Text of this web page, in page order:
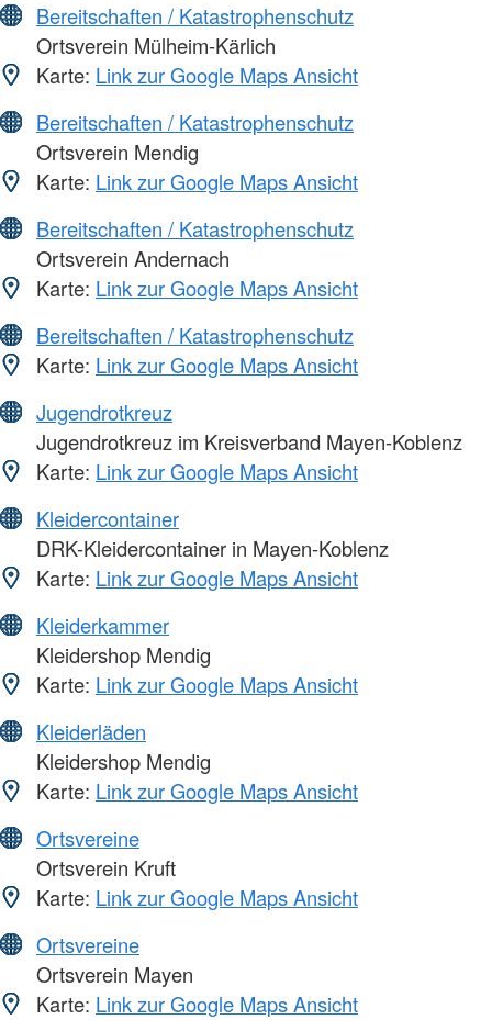
Bereitschaften / Katastrophenschutz
Ortsverein Mülheim-Kärlich
Karte: Link zur Google Maps Ansicht
Bereitschaften / Katastrophenschutz
Ortsverein Mendig
Karte: Link zur Google Maps Ansicht
Bereitschaften / Katastrophenschutz
Ortsverein Andernach
Karte: Link zur Google Maps Ansicht
Bereitschaften / Katastrophenschutz
Karte: Link zur Google Maps Ansicht
Jugendrotkreuz
Jugendrotkreuz im Kreisverband Mayen-Koblenz
Karte: Link zur Google Maps Ansicht
Kleidercontainer
DRK-Kleidercontainer in Mayen-Koblenz
Karte: Link zur Google Maps Ansicht
Kleiderkammer
Kleidershop Mendig
Karte: Link zur Google Maps Ansicht
Kleiderläden
Kleidershop Mendig
Karte: Link zur Google Maps Ansicht
Ortsvereine
Ortsverein Kruft
Karte: Link zur Google Maps Ansicht
Ortsvereine
Ortsverein Mayen
Karte: Link zur Google Maps Ansicht